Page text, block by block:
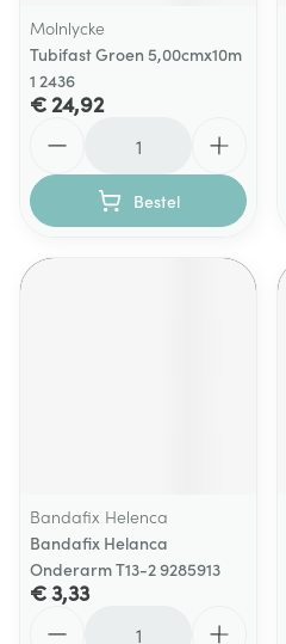
Molnlycke
Tubifast Groen 5,00cmx10m
1 2436
€ 24,92
Bestel
Bandafix Helenca
Bandafix Helanca
Onderarm T13-2 9285913
€ 3,33